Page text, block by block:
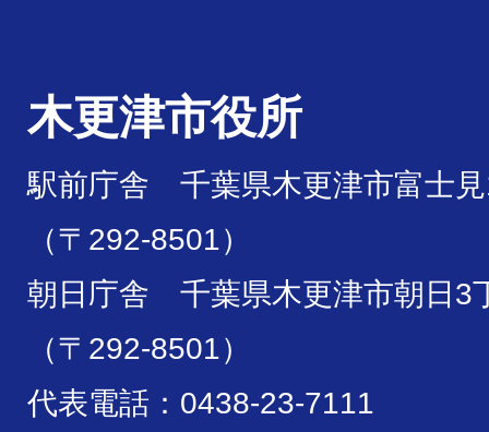
木更津市役所
駅前庁舎 千葉県木更津市富士
（〒292-8501）
朝日庁舎 千葉県木更津市朝日3
（〒292-8501）
代表電話：0438-23-7111